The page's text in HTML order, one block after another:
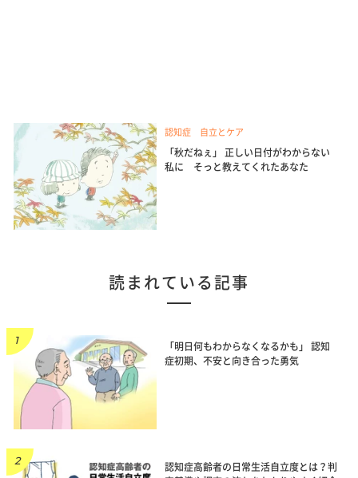
認知症 自立とケア
「秋だねぇ」 正しい日付がわからない
私に そっと教えてくれたあなた
読まれている記事
「明日何もわからなくなるかも」 認知
症初期、不安と向き合った勇気
認知症高齢者の日常生活自立度とは？判